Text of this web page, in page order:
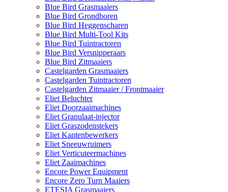
Blue Bird Grasmaaiers
Blue Bird Grondboren
Blue Bird Heggenscharen
Blue Bird Multi-Tool Kits
Blue Bird Tuintractoren
Blue Bird Versnipperaars
Blue Bird Zitmaaiers
Castelgarden Grasmaaiers
Castelgarden Tuintractoren
Castelgarden Zitmaaier / Frontmaaier
Eliet Beluchter
Eliet Doorzaaimachines
Eliet Granulaat-injector
Eliet Graszodenstekers
Eliet Kantenbewerkers
Eliet Sneeuwruimers
Eliet Verticuteermachines
Eliet Zaaimachines
Encore Power Equipment
Encore Zero Turn Maaiers
ETESIA Grasmaaiers